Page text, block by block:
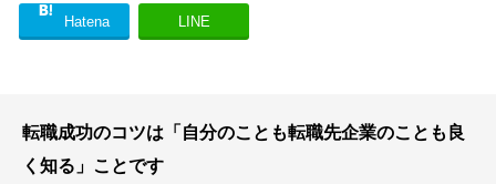
Hatena LINE
転職成功のコツは「自分のことも転職先企業のことも良
く知る」ことです